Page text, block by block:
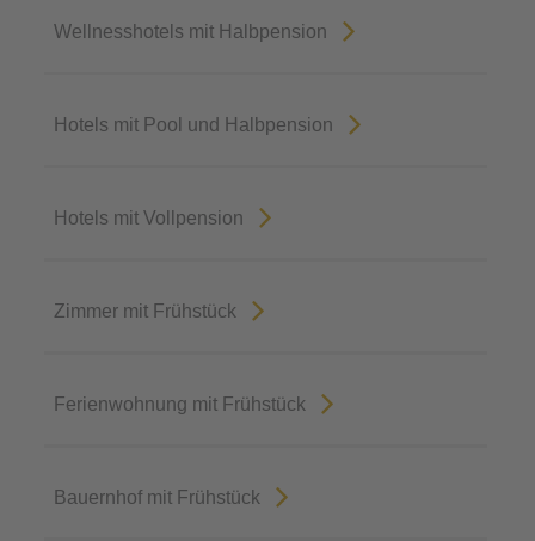
Wellnesshotels mit Halbpension
Hotels mit Pool und Halbpension
Hotels mit Vollpension
Zimmer mit Frühstück
Ferienwohnung mit Frühstück
Bauernhof mit Frühstück